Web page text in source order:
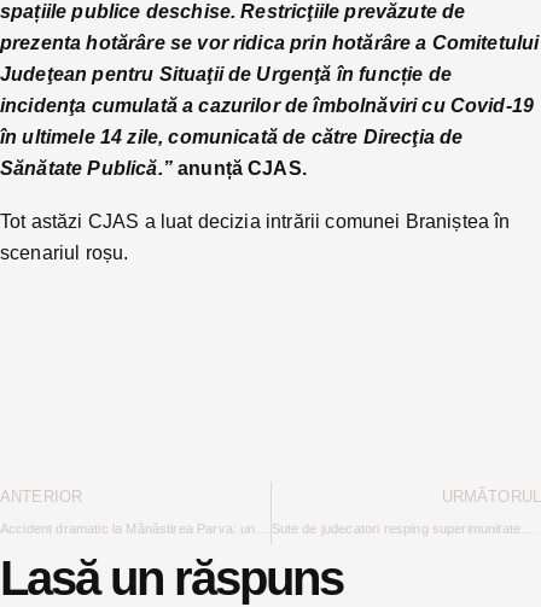
spațiile publice deschise.Restricţiile prevăzute de
prezenta hotărâre se vor ridica prin hotărâre a Comitetului
Judeţean pentru Situaţii de Urgenţă în funcție de
incidenţa cumulată a cazurilor de îmbolnăviri cu Covid-19
în ultimele 14 zile, comunicată de către Direcţia de
Sănătate Publică.”anunță CJAS.
Tot astăzi CJAS a luat decizia intrării comunei Braniștea în
scenariul roșu.
ANTERIOR URMĂTORUL
Lasă un răspuns